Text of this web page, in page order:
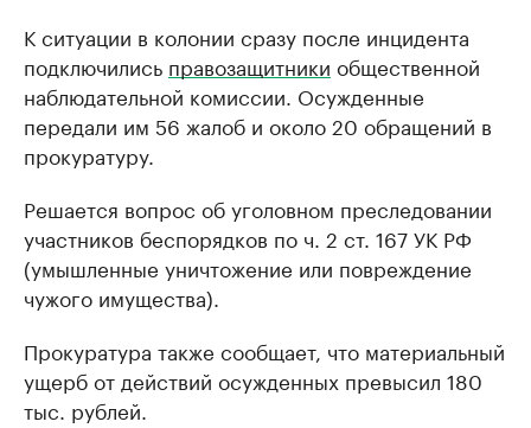
К ситуации в колонии сразу после инцидента
подключились правозащитники общественной
наблюдательной комиссии. Осужденные
передали им 56 жалоб и около 20 обращений в
прокуратуру.
Решается вопрос об уголовном преследовании
участников беспорядков по ч. 2 ст. 167 УК РФ
(умышленные уничтожение или повреждение
чужого имущества).
Прокуратура также сообщает, что материальный
ущерб от действий осужденных превысил 180
тыс. рублей.